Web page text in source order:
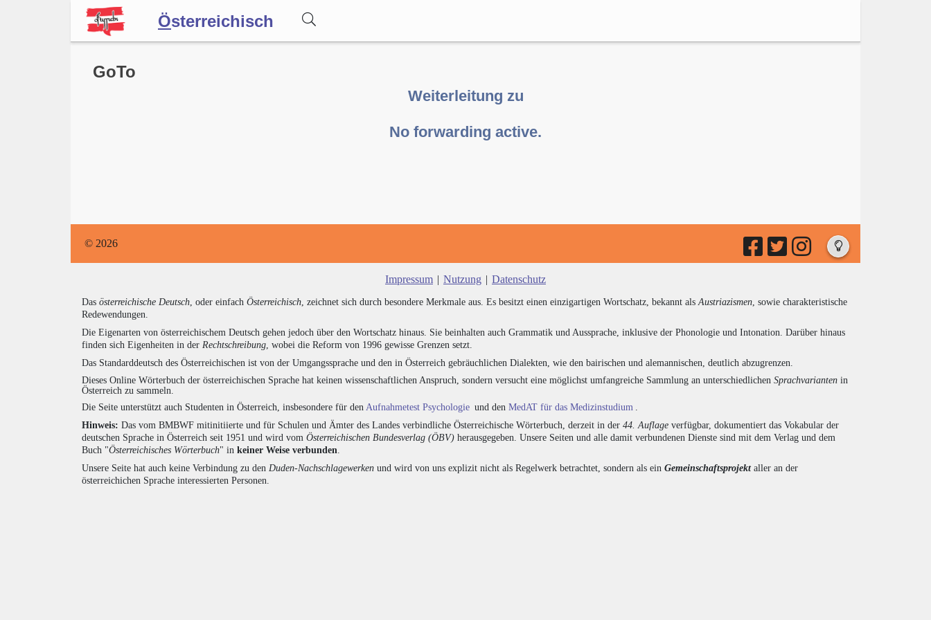
Österreichisch
Wörterbuch
GoTo
Weiterleitung zu
No forwarding active.
© 2026
Impressum | Nutzung | Datenschutz
Das österreichische Deutsch , oder einfach Österreichisch , zeichnet sich durch besondere Merkmale aus. Es besitzt einen einzigartigen Wortschatz, bekannt als Austriazismen , sowie charakteristische
Redewendungen.
Die Eigenarten von österreichischem Deutsch gehen jedoch über den Wortschatz hinaus. Sie beinhalten auch Grammatik und Aussprache, inklusive der Phonologie und Intonation. Darüber hinaus
finden sich Eigenheiten in der Rechtschreibung , wobei die Reform von 1996 gewisse Grenzen setzt.
Das Standarddeutsch des Österreichischen ist von der Umgangssprache und den in Österreich gebräuchlichen Dialekten, wie den bairischen und alemannischen, deutlich abzugrenzen.
Dieses Online Wörterbuch der österreichischen Sprache hat keinen wissenschaftlichen Anspruch, sondern versucht eine möglichst umfangreiche Sammlung an unterschiedlichen Sprachvarianten in
Österreich zu sammeln.
Die Seite unterstützt auch Studenten in Österreich, insbesondere für den Aufnahmetest Psychologie und den MedAT für das Medizinstudium
Hinweis: Das vom BMBWF mitinitiierte und für Schulen und Ämter des Landes verbindliche Österreichische Wörterbuch, derzeit in der 44. Auflage verfügbar, dokumentiert das Vokabular der
deutschen Sprache in Österreich seit 1951 und wird vom Österreichischen Bundesverlag (ÖBV) herausgegeben. Unsere Seiten und alle damit verbundenen Dienste sind mit dem Verlag und dem
Buch "Österreichisches Wörterbuch" in keiner Weise verbunden
Unsere Seite hat auch keine Verbindung zu den Duden-Nachschlagewerken und wird von uns explizit nicht als Regelwerk betrachtet, sondern als ein Gemeinschaftsprojektaller an der
österreichichen Sprache interessierten Personen.